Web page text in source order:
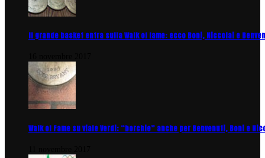
Il grande basket entra sulla Walk of fame: ecco Boni, Niccolai e
Walk of Fame su viale Verdi: “borchie” anche per Benvenuti, Boni e